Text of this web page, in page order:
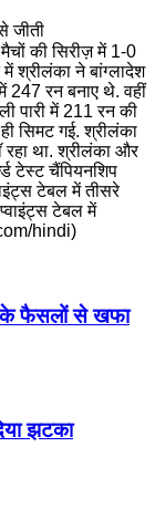
की सिरीज़ में 1-0
श्रीलंका ने बांग्लादेश
247 रन बनाए थे. वहीं
पारी में 211 रन की
सिमट गई. श्रीलंका
रहा था. श्रीलंका और
टेस्ट चैंपियनशिप
टेबल में तीसरे
टेबल में
hindi)
के फैसलों से खफा
झटका